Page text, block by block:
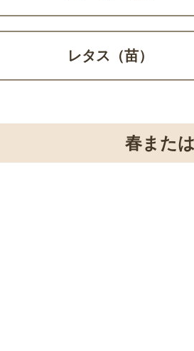
レタス（苗）
春また